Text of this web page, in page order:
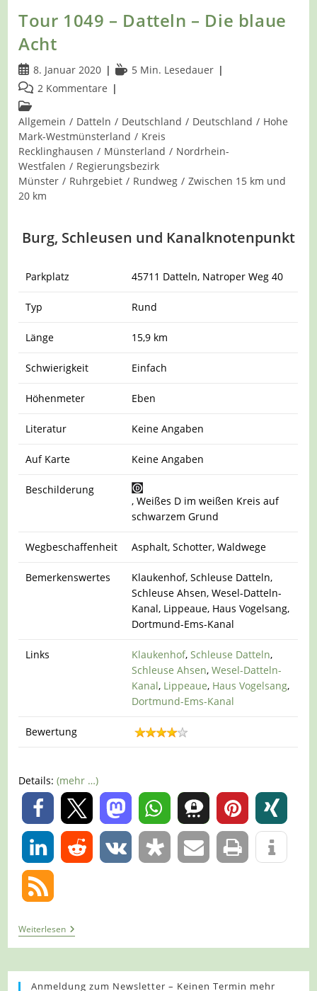
Tour 1049 – Datteln – Die blaue
Acht
Beitrag
veröffentlicht:
8. Januar 2020 Lesedauer:
5 Min. Lesedauer
Beitrags-
Kommentare:
2 Kommentare
Beitrags-
Kategorie:
Allgemein / Datteln / Deutschland / Deutschland / Hohe
Mark-Westmünsterland / Kreis
Recklinghausen / Münsterland / Nordrhein-
Westfalen / Regierungsbezirk
Münster / Ruhrgebiet / Rundweg / Zwischen 15 km und
20 km
Burg, Schleusen und Kanalknotenpunkt
Parkplatz 45711 Datteln, Natroper Weg 40
Typ Rund
Länge 15,9 km
Schwierigkeit Einfach
Höhenmeter Eben
Literatur Keine Angaben
Auf Karte Keine Angaben
Beschilderung
, Weißes D im weißen Kreis auf
schwarzem Grund
Wegbeschaffenheit Asphalt, Schotter, Waldwege
Bemerkenswertes
Klaukenhof, Schleuse Datteln,
Schleuse Ahsen, Wesel-Datteln-
Kanal, Lippeaue, Haus Vogelsang,
Dortmund-Ems-Kanal
Links Klaukenhof,Schleuse Datteln,
Schleuse Ahsen,Wesel-Datteln-
Kanal, Lippeaue, Haus Vogelsang,
Dortmund-Ems-Kanal
Bewertung
Details:(mehr …)
0
0
WeiterlesenTour
1049
–
–
Die
Anmeldung zum Newsletter – Keinen Termin mehr